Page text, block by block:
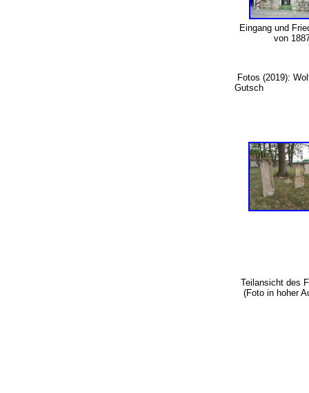
Eingang und
von
Fotos (2019):
Gutsch
Teilansicht des
(Foto in hoher